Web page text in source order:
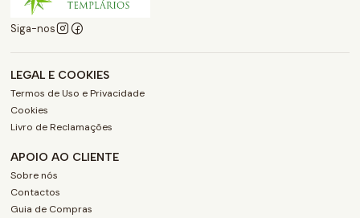
Siga-nos
LEGAL E COOKIES
Termos de Uso e Privacidade
Cookies
Livro de Reclamações
APOIO AO CLIENTE
Sobre nós
Contactos
Guia de Compras